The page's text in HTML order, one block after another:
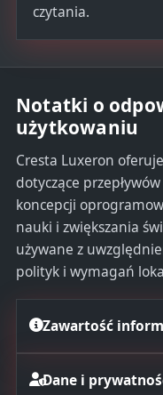
czytania.
Notatki o
użytkowaniu
Cresta Luxeron
dotyczące
koncepcji
nauki i zwiększania
używane z
polityk i wymagań
Zawartość
Dane i